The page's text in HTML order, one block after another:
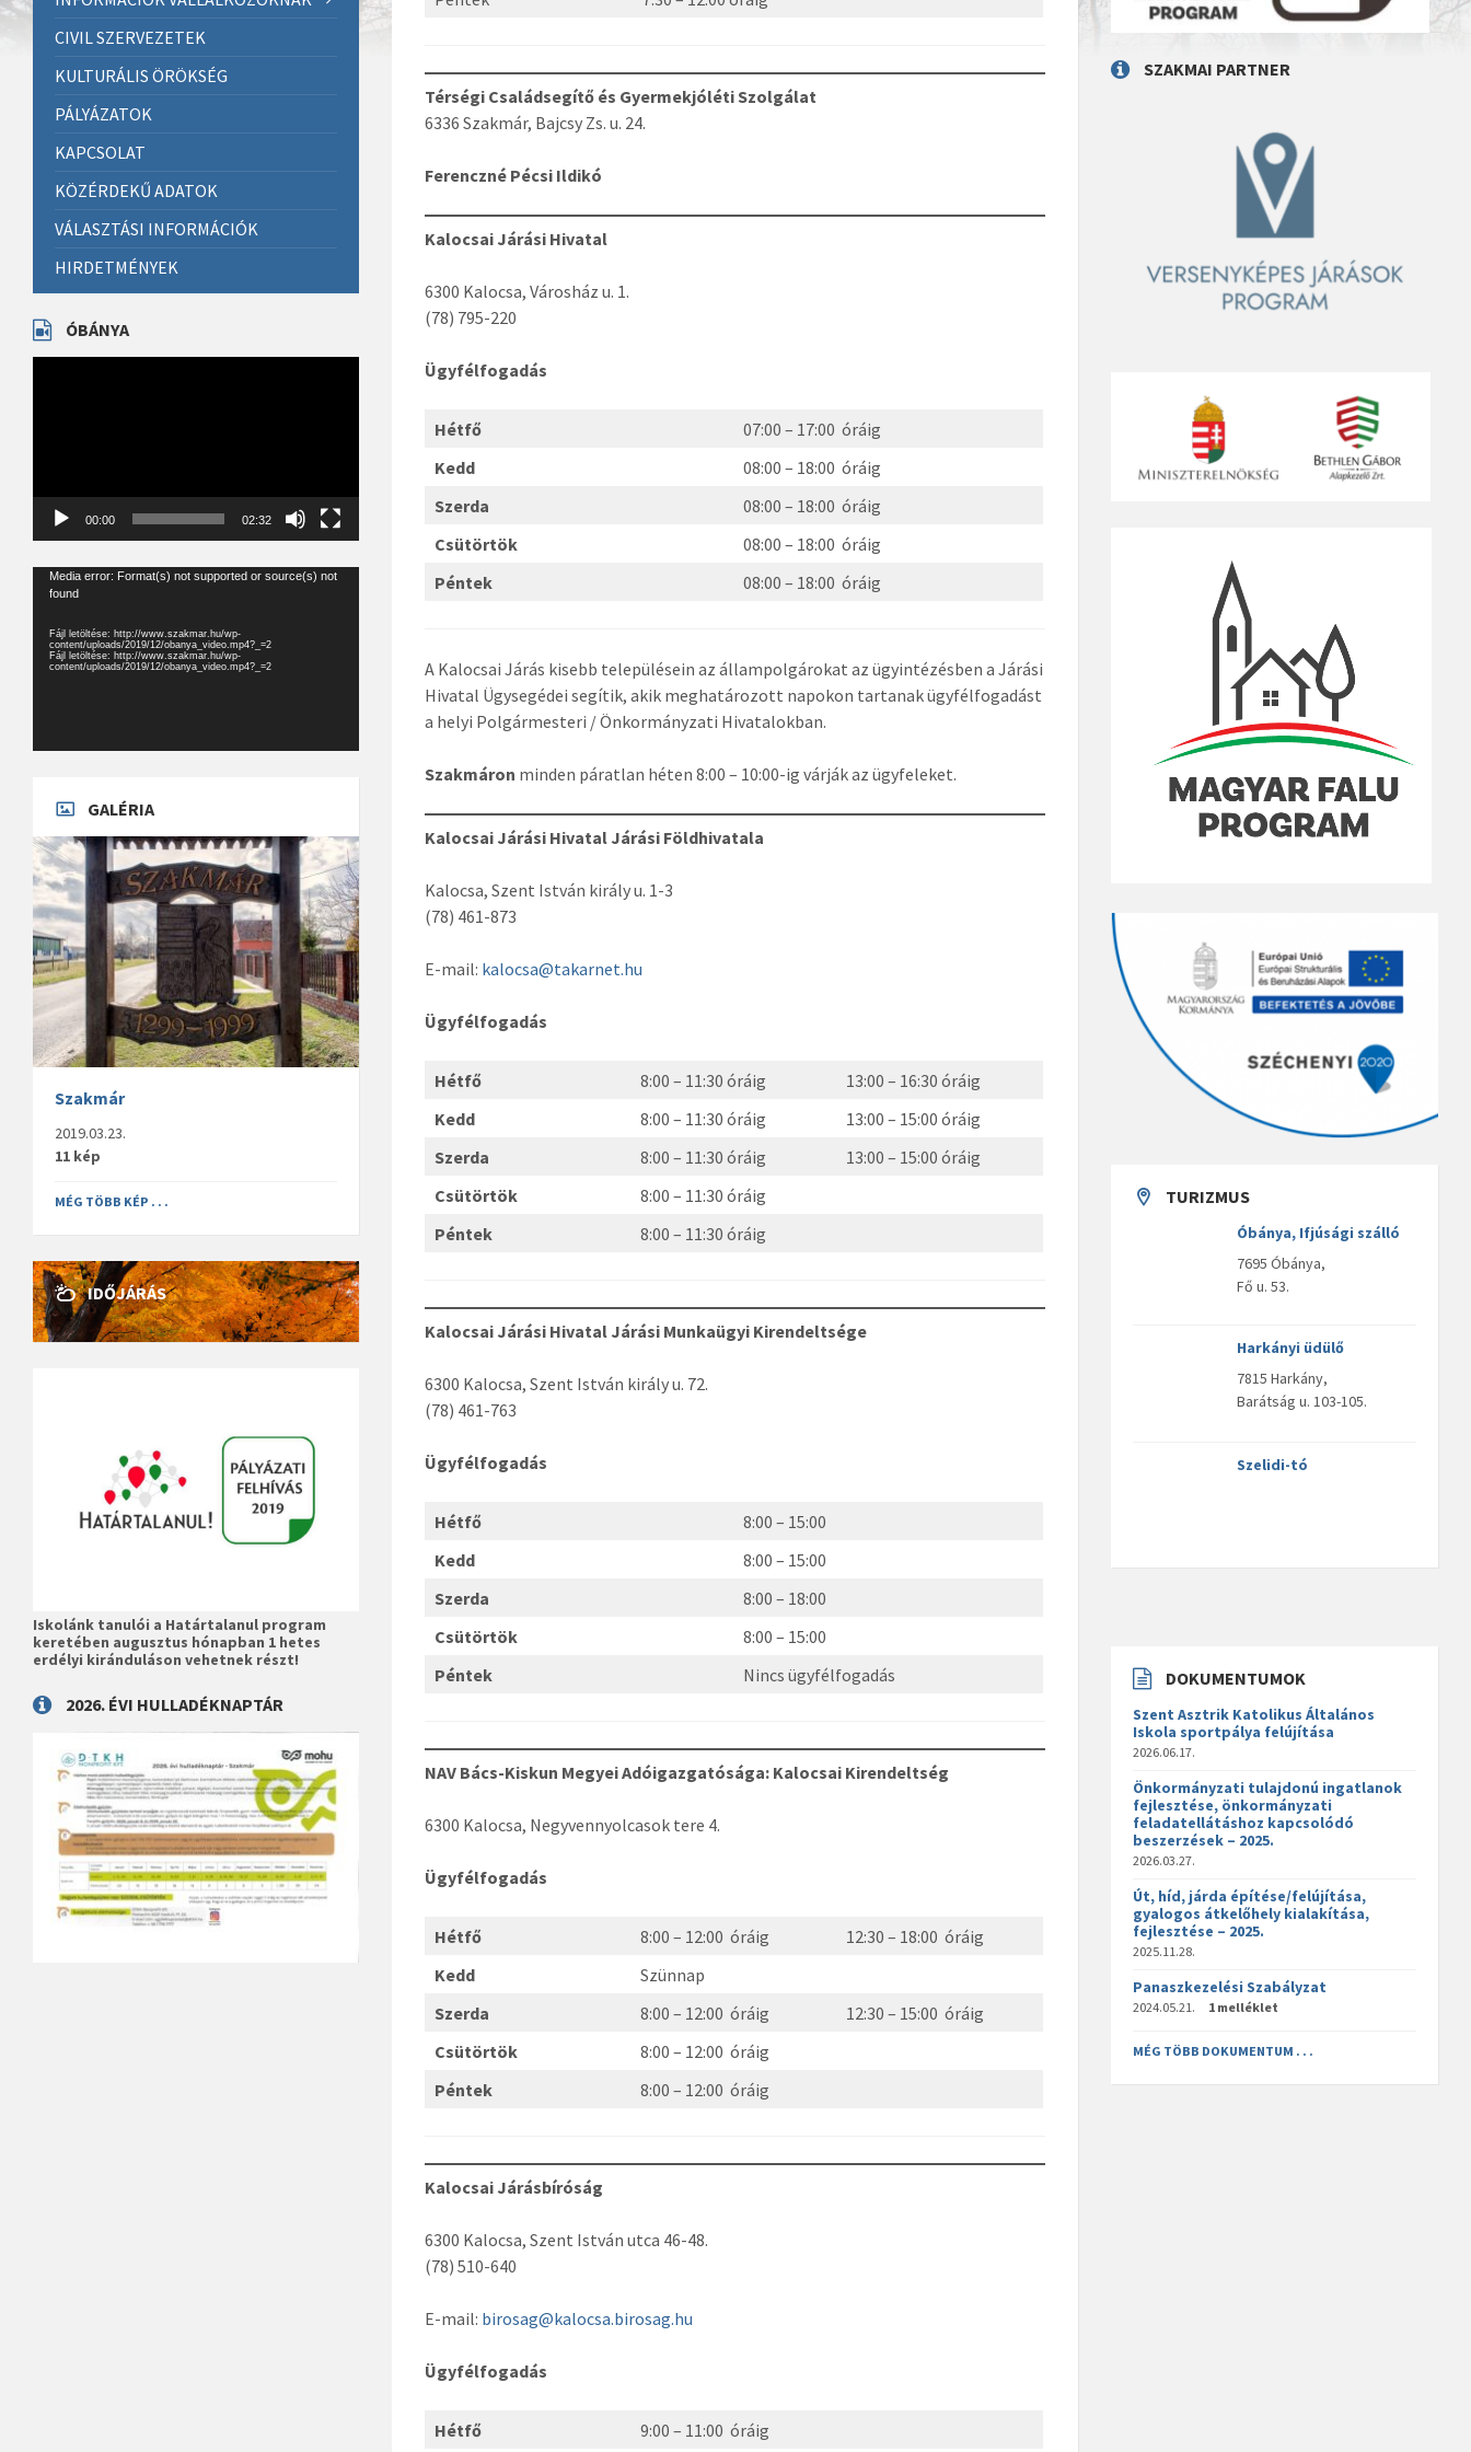
Térségi Családsegítő és Gyermekjóléti Szolgálat
6336 Szakmár, Bajcsy Zs. u. 24.
Ferenczné Pécsi Ildikó
Kalocsai Járási Hivatal
6300 Kalocsa, Városház u. 1.
(78) 795-220
Ügyfélfogadás
Hétfő
07:00 – 17:00 óráig
Kedd
08:00 – 18:00 óráig
Szerda
08:00 – 18:00 óráig
Csütörtök
08:00 – 18:00 óráig
Péntek
08:00 – 18:00 óráig
A Kalocsai Járás kisebb településein az állampolgárokat az ügyintézésben a Járási
Hivatal Ügysegédei segítik, akik meghatározott napokon tartanak ügyfélfogadást
a helyi Polgármesteri / Önkormányzati Hivatalokban.
Szakmáron minden páratlan héten 8:00 – 10:00-ig várják az ügyfeleket.
Kalocsai Járási Hivatal Járási Földhivatala
Kalocsa, Szent István király u. 1-3
(78) 461-873
E-mail: kalocsa@takarnet.hu
Ügyfélfogadás
Hétfő 8:00 – 11:30 óráig
13:00 – 16:30 óráig
Kedd
8:00 – 11:30 óráig
13:00 – 15:00 óráig
Szerda
8:00 – 11:30 óráig
13:00 – 15:00 óráig
Csütörtök
8:00 – 11:30 óráig
Péntek
8:00 – 11:30 óráig
Kalocsai Járási Hivatal Járási Munkaügyi Kirendeltsége
6300 Kalocsa, Szent István király u. 72.
(78) 461-763
Ügyfélfogadás
Hétfő
8:00 – 15:00
Kedd
8:00 – 15:00
Szerda
8:00 – 18:00
Csütörtök
8:00 – 15:00
Péntek
Nincs ügyfélfogadás
NAV Bács-Kiskun Megyei Adóigazgatósága: Kalocsai Kirendeltség
6300 Kalocsa, Negyvennyolcasok tere 4.
Ügyfélfogadás
Hétfő 8:00 – 12:00 óráig
12:30 – 18:00 óráig
Kedd
Szünnap
Szerda
8:00 – 12:00 óráig
12:30 – 15:00 óráig
Csütörtök
8:00 – 12:00 óráig
Péntek
8:00 – 12:00 óráig
Kalocsai Járásbíróság
6300 Kalocsa, Szent István utca 46-48.
(78) 510-640
E-mail: birosag@kalocsa.birosag.hu
Ügyfélfogadás
Hétfő 9:00 – 11:00 óráig
CIVIL SZERVEZETEK
KULTURÁLIS ÖRÖKSÉG
PÁLYÁZATOK
KAPCSOLAT
KÖZÉRDEKŰ ADATOK
VÁLASZTÁSI INFORMÁCIÓK
HIRDETMÉNYEK
ÓBÁNYA
00:00 02:32
Videólejátszó
Media error: Format(s) not supported or source(s) not
found
Fájl letöltése: http://www.szakmar.hu/wp-
content/uploads/2019/12/obanya_video.mp4?_=2
Fájl letöltése: http://www.szakmar.hu/wp-
content/uploads/2019/12/obanya_video.mp4?_=2
GALÉRIA
Szakmár
2019.03.23.
11 kép
MÉG TÖBB KÉP . . .
IDŐJÁRÁS
Iskolánk tanulói a Határtalanul program
keretében augusztus hónapban 1 hetes
erdélyi kiránduláson vehetnek részt!
2026. ÉVI HULLADÉKNAPTÁR
SZAKMAI PARTNER
TURIZMUS
Óbánya, Ifjúsági szálló
7695 Óbánya,
Fő u. 53.
Harkányi üdülő
7815 Harkány,
Barátság u. 103-105.
Szelidi-tó
DOKUMENTUMOK
Szent Asztrik Katolikus Általános
Iskola sportpálya felújítása
2026.06.17.
Önkormányzati tulajdonú ingatlanok
fejlesztése, önkormányzati
feladatellátáshoz kapcsolódó
beszerzések – 2025.
2026.03.27.
Út, híd, járda építése/felújítása,
gyalogos átkelőhely kialakítása,
fejlesztése – 2025.
2025.11.28.
Panaszkezelési Szabályzat
2024.05.21. 1 melléklet
MÉG TÖBB DOKUMENTUM . . .